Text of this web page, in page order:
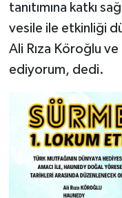
tanıtımına katkı
vesile ile etkinliği
Ali Rıza Köroğlu
ediyorum, dedi.